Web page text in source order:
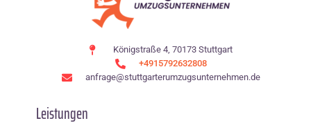
Königstraße 4, 70173 Stuttgart
+4915792632808
anfrage@stuttgarterumzugsunternehmen.de
Leistungen